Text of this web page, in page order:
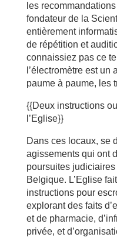
les
fondateur de la
entièrement
de répétition et
connaissiez pas ce
l’électromètre est
paume à paume, les
{{Deux instructions
l’Eglise}}
Dans ces locaux, se
agissements qui ont
poursuites
Belgique. L’Eglise
instructions pour
explorant des faits
et de pharmacie,
privée, et